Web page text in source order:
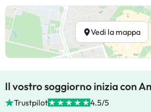
Vedi la mappa
Il vostro soggiorno inizia con
Trustpilot 4.5/5